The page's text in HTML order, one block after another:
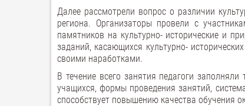
Далее рассмотрели вопрос о различии
региона. Организаторы провели с
памятников на культурно- исторические и
заданий, касающихся культурно-
своими наработками.
В течение всего занятия педагоги
учащихся, формы проведения занятий,
способствует повышению качества обучения